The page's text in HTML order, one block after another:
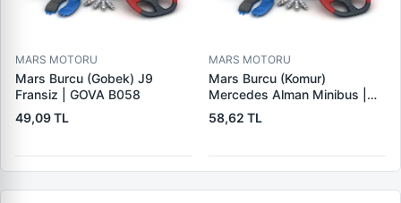
MARS MOTORU
Mars Burcu (Gobek) J9
Fransiz | GOVA B058
49,09 TL
MARS MOTORU
Mars Burcu (Komur)
Mercedes Alman Minibus |
GOVA B035
58,62 TL